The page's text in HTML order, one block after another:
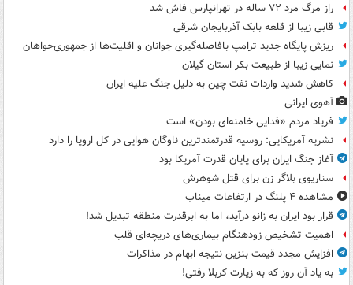
راز مرگ مرد ۷۲ ساله در تهرانپارس فاش شد
قابی زیبا از قلعه بابک آذربایجان شرقی
ریزش پایگاه جدید ترامپ بافاصله‌گیری جوانان و اقلیت‌ها از جمهوری‌خواهان
نمایی زیبا از طبیعت بکر استان گیلان
کاهش شدید واردات نفت چین به دلیل جنگ علیه ایران
آهوی ایرانی
فریاد مردم «فدایی خامنه‌ای بودن» است
نشریه آمریکایی: روسیه قدرتمندترین ناوگان هوایی در کل اروپا را دارد
آغاز جنگ ایران برای پایان قدرت آمریکا بود
سناریوی بلاگر زن برای قتل شوهرش
مشاهده ۴ پلنگ در ارتفاعات میناب
قرار بود ایران به زانو درآید، اما به ابرقدرت منطقه تبدیل شد!
اهمیت تشخیص زودهنگام بیماری‌های دریچه‌ای قلب
افزایش مجدد قیمت بنزین نتیجه ابهام در مذاکرات
به یاد آن روز که به زیارت کربلا رفتی!